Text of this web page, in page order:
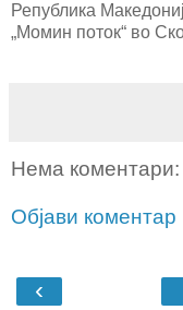
Република
„Момин поток“ во
Нема коментари:
Објави коментар
‹